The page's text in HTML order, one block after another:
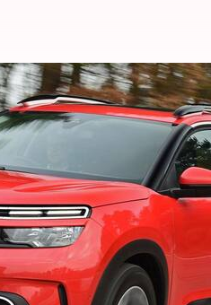
की कीमत 1.40
सिट्रॉन C5 एयरक्रॉसको लॉन्च
बेहतरीन फीचर्स के कारण
में 1.40 लाख रुपये तक का